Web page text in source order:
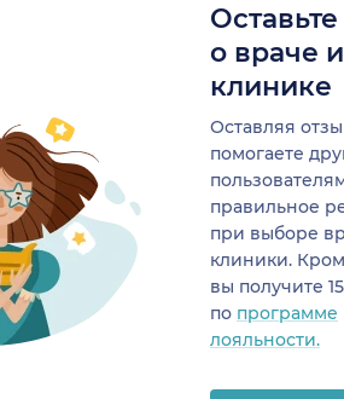
о враче
клинике
Оставляя
помогаете
правильное
при выборе
клиники.
вы получите
по программе
лояльности.